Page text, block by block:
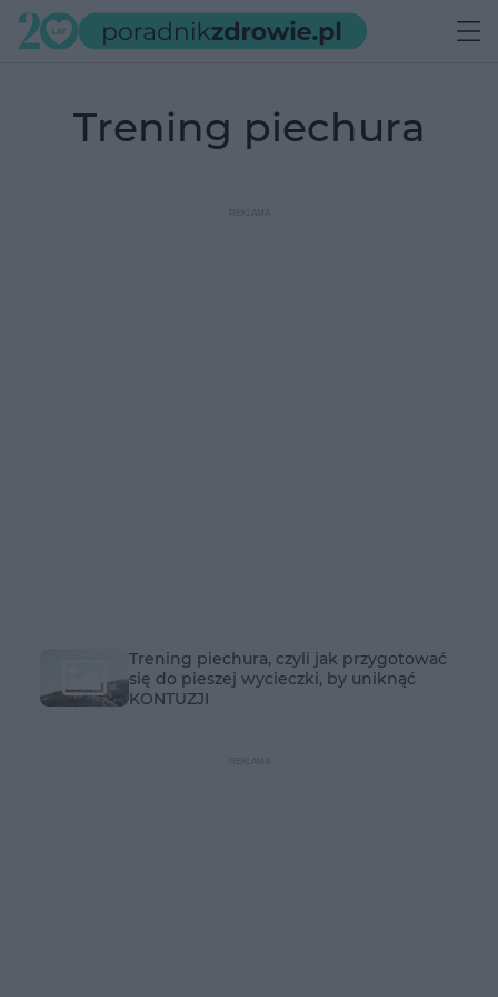
trening piechura
Trening piechura, czyli jak przygotować
się do pieszej wycieczki, by uniknąć
KONTUZJI